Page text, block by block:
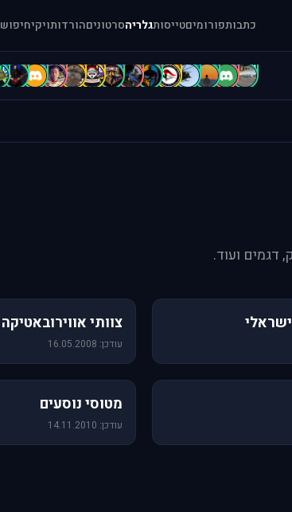
כתבותפורומיםטייסותגלריהסרטוניםהורדותויקיחיפוש
[
a
A
A
A
A
A
b
b
B
B
B
b
C
דגמים ועוד.
צוותי אווירובאטיקה
עודכן: 16.05.2008
מטוסי נוסעים
עודכן: 14.11.2010